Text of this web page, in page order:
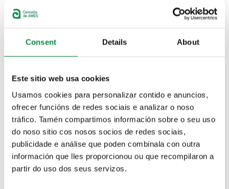
Consent Details About
Este sitio web usa cookies
Usamos cookies para personalizar contido e anuncios,
ofrecer funcións de redes sociais e analizar o noso
tráfico. Tamén compartimos información sobre o seu uso
do noso sitio cos nosos socios de redes sociais,
publicidade e análise que poden combinala con outra
información que lles proporcionou ou que recompilaron a
partir do uso dos seus servizos.
Perfil del contratante Sede electrónica
Oficina Virtual Tributaria Canal de denuncias
Solicitud de plaza en las Escuelas infantiles municipales